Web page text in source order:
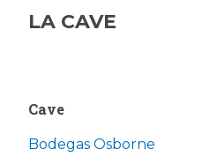
LA CAVE
Cave
Bodegas Osborne